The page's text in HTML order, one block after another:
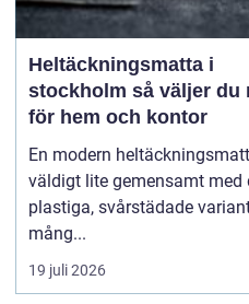
Heltäckningsmatta i
stockholm så väljer du rätt
för hem och kontor
En modern
väldigt lite gemensamt med
plastiga, svårstädade
mång...
19 juli 2026